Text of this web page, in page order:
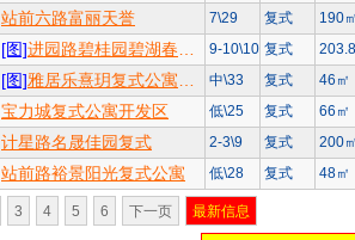
站前六路富丽天誉 7\29 复式
190
[图]进园路碧桂园碧湖春晓复式 9-10\10 复式
[图]雅居乐熹玥复式公寓甲子大道 中\33 复式
46㎡
宝力城复式公寓开发区 低\25 复式
66㎡
计星路名晟佳园复式 2-3\9 复式
200
站前路裕景阳光复式公寓 低\28 复式 48㎡
3 4 5 6 下一页 最新信息